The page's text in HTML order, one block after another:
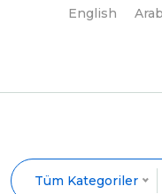
English
Tüm Kategoriler